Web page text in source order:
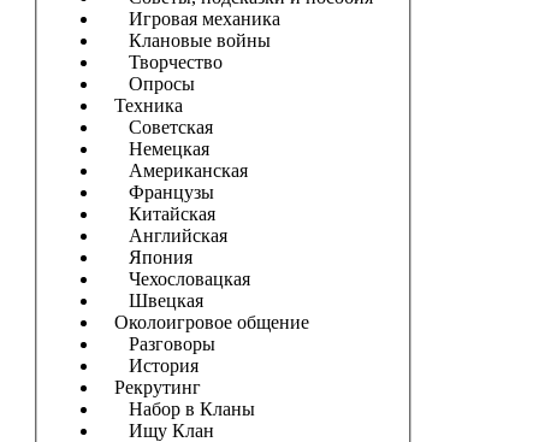
Игровая механика
Клановые войны
Творчество
Опросы
Техника
Советская
Немецкая
Американская
Французы
Китайская
Английская
Япония
Чехословацкая
Швецкая
Околоигровое общение
Разговоры
История
Рекрутинг
Набор в Кланы
Ищу Клан